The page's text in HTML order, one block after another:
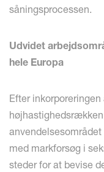
såningsprocessen.
Udvidet
hele Europa
Efter
med markforsøg i
steder for at bevise